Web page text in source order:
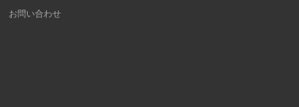
お問い合わせ